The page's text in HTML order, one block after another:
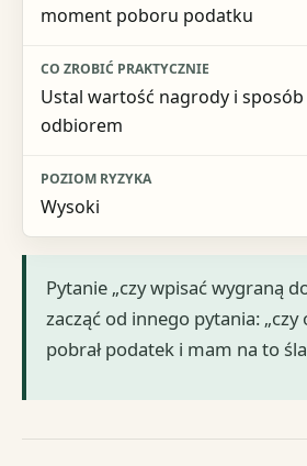
moment poboru podatku
Ustal wartość nagrody i
odbiorem
Wysoki
Pytanie „czy wpisać wygraną
zacząć od innego pytania:
pobrał podatek i mam na to